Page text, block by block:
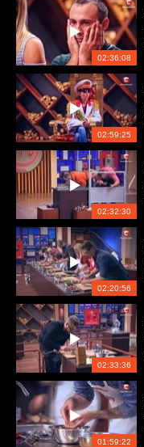
02:36:08
02:59:25
02:32:30
02:20:56
02:33:36
01:59:22